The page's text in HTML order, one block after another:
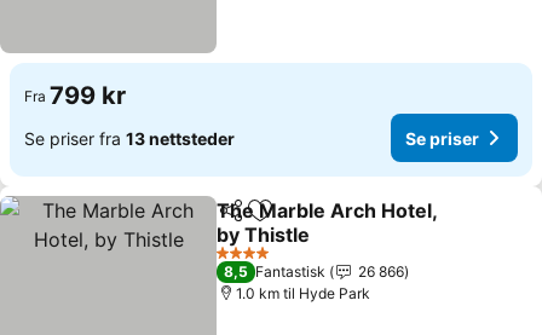
Fra 799 kr
Se priser fra 13 nettsteder Se priser
Del Legg til i favoritter
The Marble Arch Hotel,
by Thistle
Se priser
4 Stjerner
8,5 Fantastisk
26 866
1.0 km til Hyde Park